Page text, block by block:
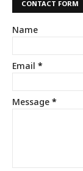
CONTACT FORM
Name
Email *
Message *